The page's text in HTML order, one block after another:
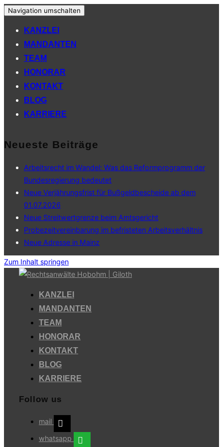
Navigation umschalten
KANZLEI
MANDANTEN
TEAM
HONORAR
KONTAKT
BLOG
KARRIERE
Neueste Beiträge
Arbeitsrecht im Wandel: Was das Reformprogramm der
Bundesregierung bedeutet
Neue Verjährungsfrist für Bußgeldbescheide ab dem
01.07.2026
Neue Streitwertgrenze beim Amtsgericht
Probezeitvereinbarung im befristeten Arbeitsverhältnis
Neue Adresse in Mainz
Zum Inhalt springen
KANZLEI
MANDANTEN
TEAM
HONORAR
KONTAKT
BLOG
KARRIERE
Follow us
mail
whatsapp